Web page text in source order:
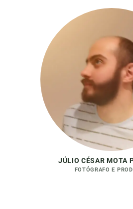
JÚLIO CÉSAR MOTA
FOTÓGRAFO E